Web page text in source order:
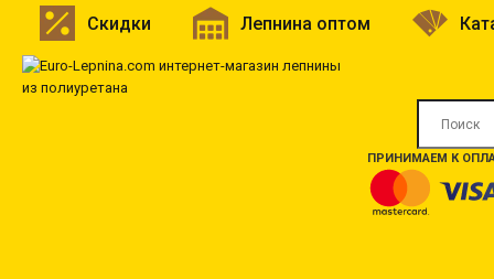
Скидки Лепнина оптом
ПРИНИМАЕМ К